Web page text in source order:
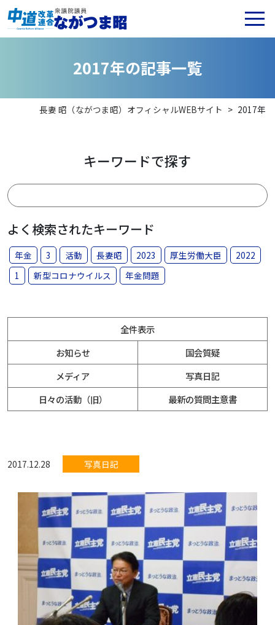
2017年の記事一覧
長妻 昭（ながつま昭）オフィシャルWEBサイト > 2017年
キーワードで探す
よく検索されたキーワード
年金 3 活動 長妻昭 2023 厚生労働大臣
2022
1
新型コロナウイルス 年金問題
全件表示
お知らせ
国会質疑
メディア
写真日記
日々の活動（旧）
最新の質問主意書
2017.12.28 写真日記